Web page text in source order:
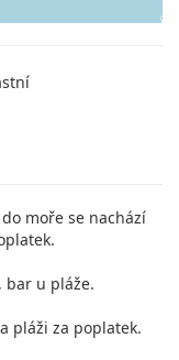
moře se nachází
bar u pláže.
pláži za poplatek.